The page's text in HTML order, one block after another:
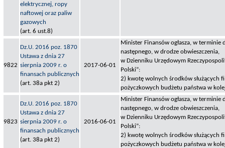
elektrycznej, ropy
naftowej oraz paliw
gazowych
(art. 6 ust.8)
9822
Dz.U. 2016 poz. 1870
Ustawa z dnia 27
sierpnia 2009 r. o
finansach publicznych
(art. 38a pkt 2)
2017-06-01
Minister Finansów ogłasza, w terminie
następnego, w drodze obwieszczenia,
w Dzienniku Urzędowym
Polski”:
2) kwotę wolnych środków służących
pożyczkowych budżetu państwa w
9823
Dz.U. 2016 poz. 1870
Ustawa z dnia 27
sierpnia 2009 r. o
finansach publicznych
(art. 38a pkt 2)
2016-06-01
Minister Finansów ogłasza, w terminie
następnego, w drodze obwieszczenia,
w Dzienniku Urzędowym
Polski”:
2) kwotę wolnych środków służących
pożyczkowych budżetu państwa w